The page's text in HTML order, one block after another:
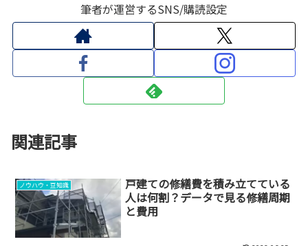
筆者が運営するSNS/購読設定
関連記事
ノウハウ・豆知識
戸建ての修繕費を積み立てている
人は何割？データで見る修繕周期
と費用